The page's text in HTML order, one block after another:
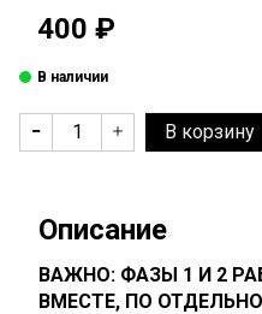
400 ₽
В корзину
Описание
ВАЖНО: ФАЗЫ 1 И 2
ВМЕСТЕ, ПО